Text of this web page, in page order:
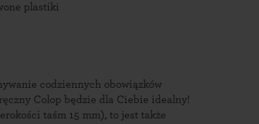
plastiki
codziennych obowiązków
Colop będzie dla Ciebie idealny!
taśm 15 mm), to jest także